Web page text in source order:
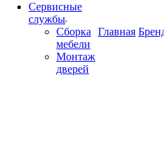
Сервисные
службы
Сборка
мебели
Монтаж
дверей
Главная